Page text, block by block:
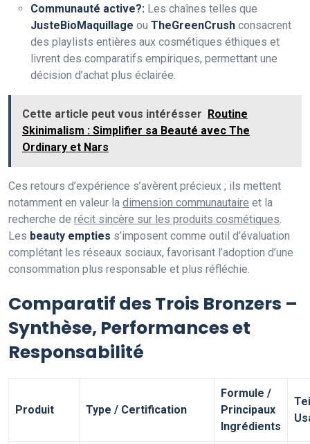
Communauté active?: Les chaînes telles que
JusteBioMaquillage ou TheGreenCrush consacrent
des playlists entières aux cosmétiques éthiques et
livrent des comparatifs empiriques, permettant une
décision d’achat plus éclairée.
Cette article peut vous intérésser
Routine
Skinimalism : Simplifier sa Beauté avec The
Ordinary et Nars
Ces retours d’expérience s’avèrent précieux ; ils mettent
notamment en valeur la dimension communautaire et la
recherche de récit sincère sur les produits cosmétiques.
Les beauty empties s’imposent comme outil d’évaluation
complétant les réseaux sociaux, favorisant l’adoption d’une
consommation plus responsable et plus réfléchie.
Comparatif des Trois Bronzers –
Synthèse, Performances et
Responsabilité
Produit Type / Certification
Formule /
Principaux
Ingrédients